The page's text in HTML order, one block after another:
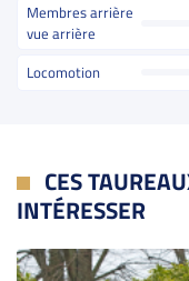
Membres arrière
vue arrière
Locomotion
CES
INTÉRESSER